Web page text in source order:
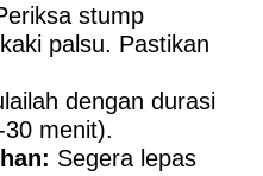
stump
palsu. Pastikan
dengan durasi
menit).
Segera lepas